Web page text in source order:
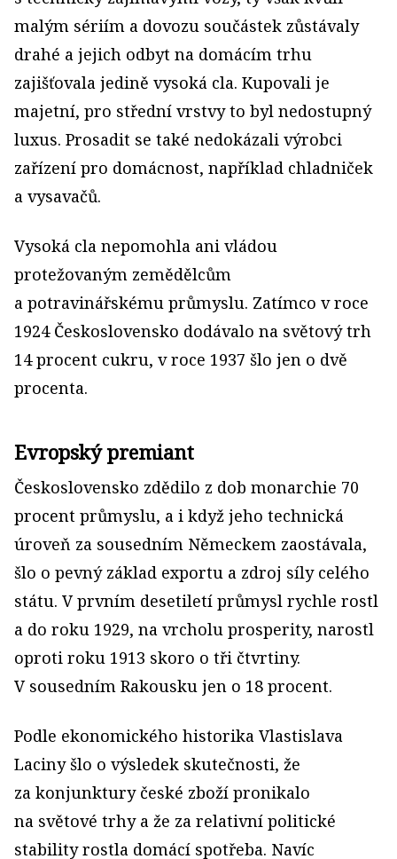
malým sériím a dovozu součástek zůstávaly
drahé a jejich odbyt na domácím trhu
zajišťovala jedině vysoká cla. Kupovali je
majetní, pro střední vrstvy to byl nedostupný
luxus. Prosadit se také nedokázali výrobci
zařízení pro domácnost, například chladniček
a vysavačů.
Vysoká cla nepomohla ani vládou
protežovaným zemědělcům
a potravinářskému průmyslu. Zatímco v roce
1924 Československo dodávalo na světový trh
14 procent cukru, v roce 1937 šlo jen o dvě
procenta.
Evropský premiant
Československo zdědilo z dob monarchie 70
procent průmyslu, a i když jeho technická
úroveň za sousedním Německem zaostávala,
šlo o pevný základ exportu a zdroj síly celého
státu. V prvním desetiletí průmysl rychle rostl
a do roku 1929, na vrcholu prosperity, narostl
oproti roku 1913 skoro o tři čtvrtiny.
V sousedním Rakousku jen o 18 procent.
Podle ekonomického historika Vlastislava
Laciny šlo o výsledek skutečnosti, že
za konjunktury české zboží pronikalo
na světové trhy a že za relativní politické
stability rostla domácí spotřeba. Navíc